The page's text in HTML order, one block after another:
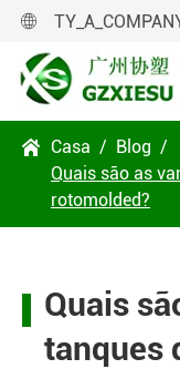

 Casa
Blog
Quais são as
rotomolded?
Quais
tanques